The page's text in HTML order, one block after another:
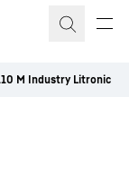
M Industry Litronic